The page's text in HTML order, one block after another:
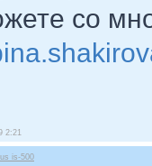
со
2:21
is-500